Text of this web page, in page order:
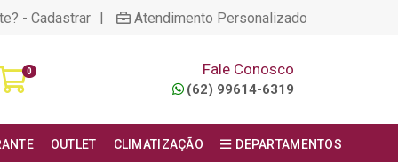
- Cadastrar | Atendimento Personalizado
0 Fale Conosco
(62) 99614-6319
OUTLET CLIMATIZAÇÃO DEPARTAMENTOS